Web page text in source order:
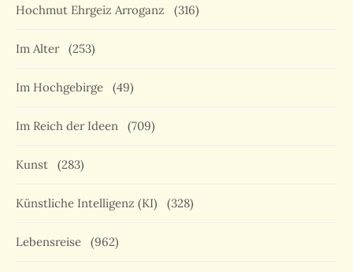
Hochmut Ehrgeiz Arroganz (316)
Im Alter (253)
Im Hochgebirge (49)
Im Reich der Ideen (709)
Kunst (283)
Künstliche Intelligenz (KI) (328)
Lebensreise (962)